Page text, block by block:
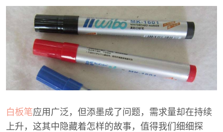
白板笔应用广泛，但添墨成了问题，需求量却在持续
上升，这其中隐藏着怎样的故事，值得我们细细探